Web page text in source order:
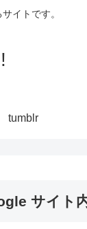
イトです。
tumblr
サイト